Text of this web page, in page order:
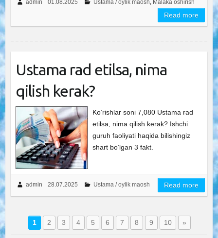
admin 01.08.2025 Ustama / oylik maosh, Malaka oshirish
Read more
Ustama rad etilsa, nima
qilish kerak?
Ko‘rishlar soni 7,080 Ustama rad
etilsa, nima qilish kerak? Ishchi
guruh faoliyati haqida bilishingiz
shart bo‘lgan 3 fakt.
admin 28.07.2025 Ustama / oylik maosh Read more
1 2 3 4 5 6 7 8 9 10 »